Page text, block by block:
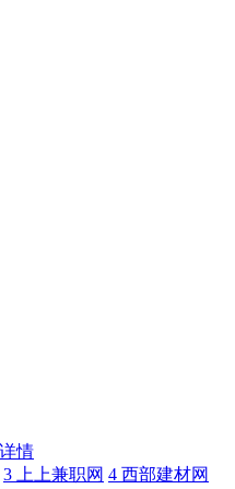
3 上上兼职网 4 西部建材网